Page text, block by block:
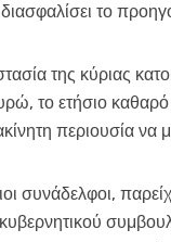
το
της κύριας
το ετήσιο
περιουσία
συνάδελφοι,